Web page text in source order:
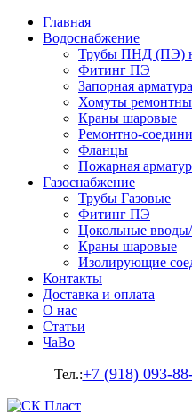
Главная
Водоснабжение
Трубы ПНД (ПЭ)
Фитинг ПЭ
Запорная арматура
Хомуты
Краны шаровые
Ремонтно-
Фланцы
Пожарная
Газоснабжение
Трубы Газовые
Фитинг ПЭ
Цокольные
Краны шаровые
Изолирующие
Контакты
Доставка и оплата
О нас
Статьи
ЧаВо
Тел.:+7 (918) 093-